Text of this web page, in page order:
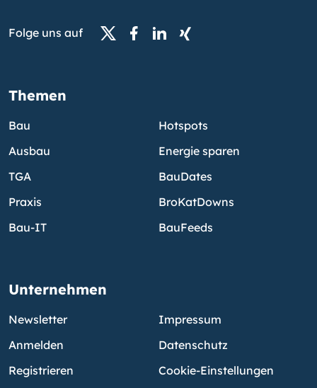
Folge uns auf
Themen
Bau
Ausbau
TGA
Praxis
Bau-IT
Hotspots
Energie sparen
BauDates
BroKatDowns
BauFeeds
Unternehmen
Newsletter
Anmelden
Registrieren
Impressum
Datenschutz
Cookie-Einstellungen